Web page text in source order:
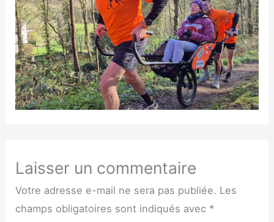
Laisser un commentaire
Votre adresse e-mail ne sera pas publiée. Les
champs obligatoires sont indiqués avec *